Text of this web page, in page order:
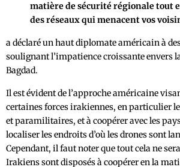
matière de sécurité régionale tout
des réseaux qui menacent vos
a déclaré un haut diplomate américain à
soulignant l’impatience croissante envers
Bagdad.
Il est évident de l’approche américaine
certaines forces irakiennes, en particulier
et paramilitaires, et à coopérer avec les
localiser les endroits d’où les drones sont
Cependant, il faut noter que tout cela ne
Irakiens sont disposés à coopérer en la